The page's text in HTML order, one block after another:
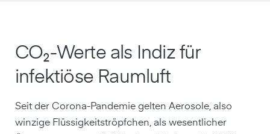
CO₂-Werte als Indiz für
infektiöse Raumluft
Seit der Corona-Pandemie gelten Aerosole, also
winzige Flüssigkeitströpfchen, als wesentlicher